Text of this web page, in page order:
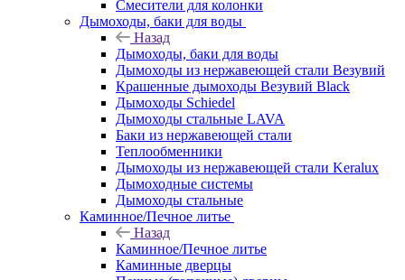
Смесители для колонки
Дымоходы, баки для воды
Назад
Дымоходы, баки для воды
Дымоходы из нержавеющей стали Везувий
Крашенные дымоходы Везувий Black
Дымоходы Schiedel
Дымоходы стальные LAVA
Баки из нержавеющей стали
Теплообменники
Дымоходы из нержавеющей стали Keralux
Дымоходные системы
Дымоходы стальные
Каминное/Печное литье
Назад
Каминное/Печное литье
Каминные дверцы